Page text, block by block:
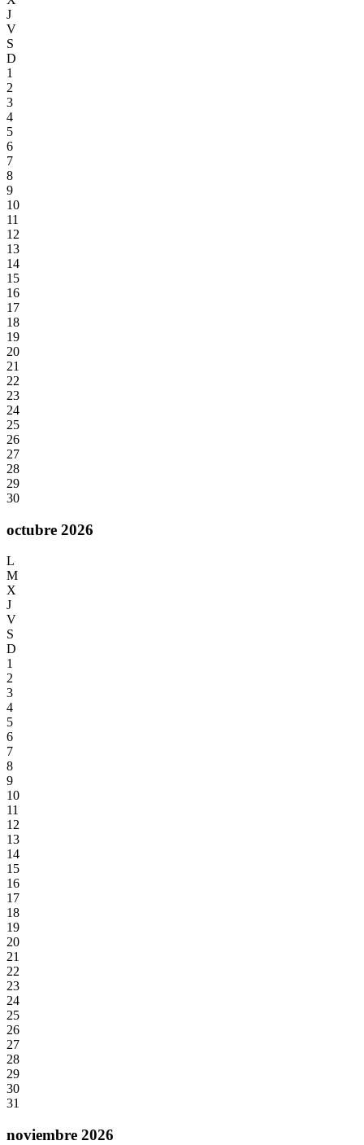
J
V
S
D
1
2
3
4
5
6
7
8
9
10
11
12
13
14
15
16
17
18
19
20
21
22
23
24
25
26
27
28
29
30
octubre 2026
L
M
X
J
V
S
D
1
2
3
4
5
6
7
8
9
10
11
12
13
14
15
16
17
18
19
20
21
22
23
24
25
26
27
28
29
30
31
noviembre 2026